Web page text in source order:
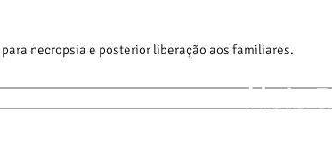
necropsia e posterior liberação aos familiares.
Mais 3